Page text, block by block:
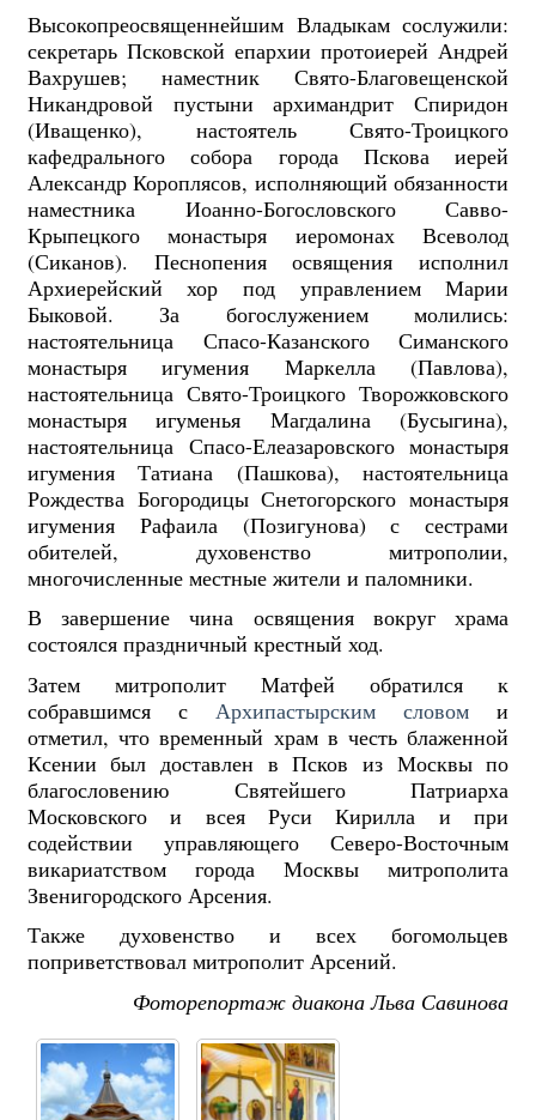
Высокопреосвященнейшим Владыкам сослужили:
секретарь Псковской епархии протоиерей Андрей
Вахрушев; наместник Свято-Благовещенской
Никандровой пустыни архимандрит Спиридон
(Иващенко), настоятель Свято-Троицкого
кафедрального собора города Пскова иерей
Александр Короплясов, исполняющий обязанности
наместника Иоанно-Богословского Савво-
Крыпецкого монастыря иеромонах Всеволод
(Сиканов). Песнопения освящения исполнил
Архиерейский хор под управлением Марии
Быковой. За богослужением молились:
настоятельница Спасо-Казанского Симанского
монастыря игумения Маркелла (Павлова),
настоятельница Свято-Троицкого Творожковского
монастыря игуменья Магдалина (Бусыгина),
настоятельница Спасо-Елеазаровского монастыря
игумения Татиана (Пашкова), настоятельница
Рождества Богородицы Снетогорского монастыря
игумения Рафаила (Позигунова) с сестрами
обителей, духовенство митрополии,
многочисленные местные жители и паломники.
В завершение чина освящения вокруг храма
состоялся праздничный крестный ход.
Затем митрополит Матфей обратился к
собравшимся с Архипастырским словом и
отметил, что временный храм в честь блаженной
Ксении был доставлен в Псков из Москвы по
благословению Святейшего Патриарха
Московского и всея Руси Кирилла и при
содействии управляющего Северо-Восточным
викариатством города Москвы митрополита
Звенигородского Арсения.
Также духовенство и всех богомольцев
поприветствовал митрополит Арсений.
Фоторепортаж диакона Льва Савинова